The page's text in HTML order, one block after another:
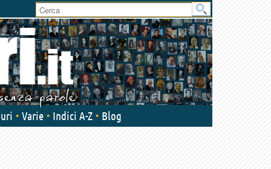
User
area
Varie Indici A-Z Blog